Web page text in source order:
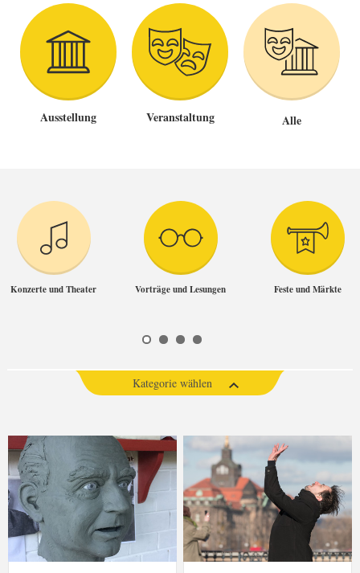
Ausstellung Veranstaltung Alle
Konzerte und Theater Vorträge und Lesungen Feste und Märkte
Kategorie wählen